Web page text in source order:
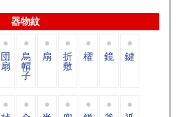
器物紋
団
扇
烏
帽
子
扇 折
敷
櫂 鏡 鍵